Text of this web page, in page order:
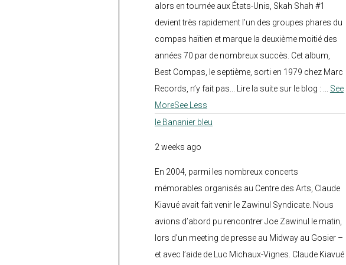
alors en tournée aux États-Unis, Skah Shah #1
devient très rapidement l’un des groupes phares du
compas haïtien et marque la deuxième moitié des
années 70 par de nombreux succès. Cet album,
Best Compas, le septième, sorti en 1979 chez Marc
Records, n’y fait pas... Lire la suite sur le blog :
See
MoreSee Less
le Bananier bleu
2 weeks ago
En 2004, parmi les nombreux concerts
mémorables organisés au Centre des Arts, Claude
Kiavué avait fait venir le Zawinul Syndicate. Nous
avions d’abord pu rencontrer Joe Zawinul le matin,
lors d’un meeting de presse au Midway au Gosier –
et avec l’aide de Luc Michaux-Vignes. Claude Kiavué